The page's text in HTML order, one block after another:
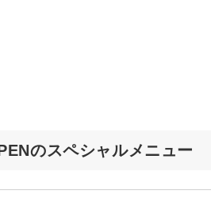
のスペシャルメニュー